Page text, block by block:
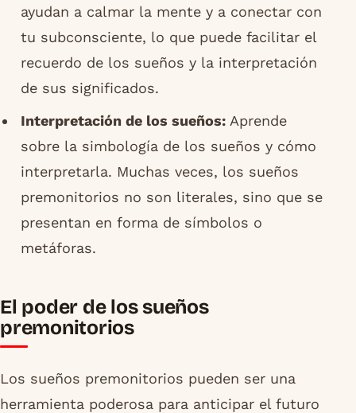
ayudan a calmar la mente y a conectar con
tu subconsciente, lo que puede facilitar el
recuerdo de los sueños y la interpretación
de sus significados.
Interpretación de los sueños:Aprende
sobre la simbología de los sueños y cómo
interpretarla. Muchas veces, los sueños
premonitorios no son literales, sino que se
presentan en forma de símbolos o
metáforas.
El poder de los sueños
premonitorios
Los sueños premonitorios pueden ser una
herramienta poderosa para anticipar el futuro